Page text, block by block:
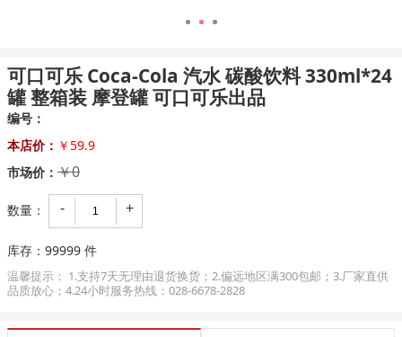
1 2 3
可口可乐 Coca-Cola 汽水 碳酸饮料 330ml*24
罐 整箱装 摩登罐 可口可乐出品
编号：
本店价： ￥59.9
市场价： ￥0
数量： - +
库存： 99999 件
温馨提示： 1.支持7天无理由退货换货；2.偏远地区满300包邮；3.厂家直供
品质放心；4.24小时服务热线：028-6678-2828